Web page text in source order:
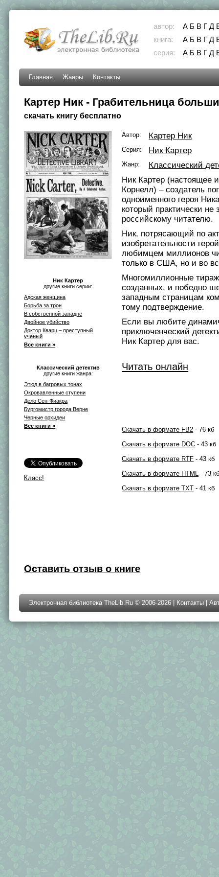
автор: А Б В Г Д
книга:
А Б В Г Д
серия:
А Б В Г Д
Главная Жанры Контакты
Картер Ник - Грабительница
скачать книгу бесплатно
Ник Картер
другие книги серии:
Адская женщина
Борьба за трон
В собственной западне
Двойное убийство
Доктор Кварц – преступный
ученый
Все книги »
Классический детектив
другие книги жанра:
Этюд в багровых тонах
Окровавленные ступени
Дело Сен-Фиакра
Бургомистр города Верне
Черные орхидеи
Все книги »
Класс!
Автор: Картер Ник
Серия: Ник Картер
Жанр:
Классический
Ник Картер (настоящее
Корнелл) – создатель
одноименного героя
который практически не
российскому читателю.
Ник, потрясающий по
изобретательности
любимцем миллионов
только в США, но и во
Многомиллионные
созданных, и победно
западным страницам
тому подтверждение.
Если вы любите
приключенческий
Ник Картер для вас.
Читать онлайн
Скачать в формате FB2 - 76 кб
Скачать в формате DOC - 43 кб
Скачать в формате RTF - 43 кб
Скачать в формате HTML - 73
Скачать в формате TXT - 41 кб
Оставить отзыв о книге
Электронная библиотека TheLib.Ru © 2006-2026 | Контакты |